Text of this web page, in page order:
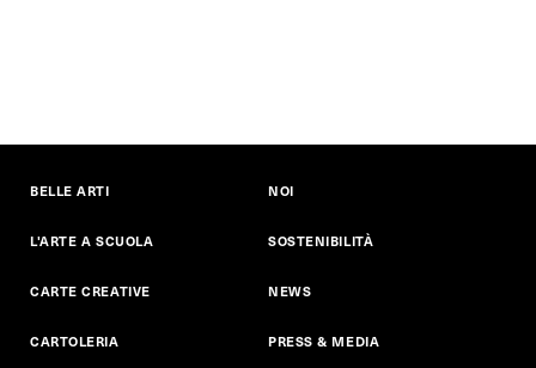
BELLE ARTI
L'ARTE A SCUOLA
CARTE CREATIVE
CARTOLERIA
NOI
SOSTENIBILITÀ
NEWS
PRESS & MEDIA